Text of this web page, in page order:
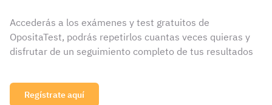
Accederás a los exámenes y test gratuitos de
OpositaTest, podrás repetirlos cuantas veces quieras y
disfrutar de un seguimiento completo de tus resultados
Regístrate aquí